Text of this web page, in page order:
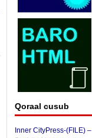
Qoraal cusub
Inner CityPress-(FILE) –